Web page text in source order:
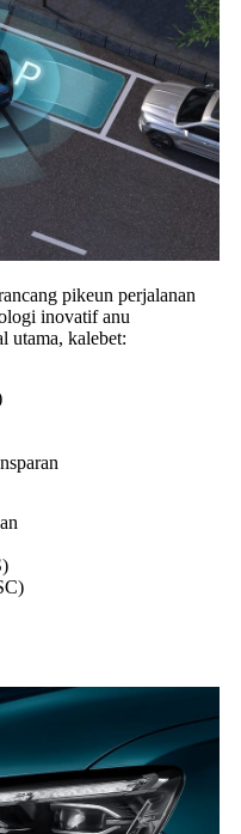
pikeun perjalanan
inovatif anu
utama, kalebet: